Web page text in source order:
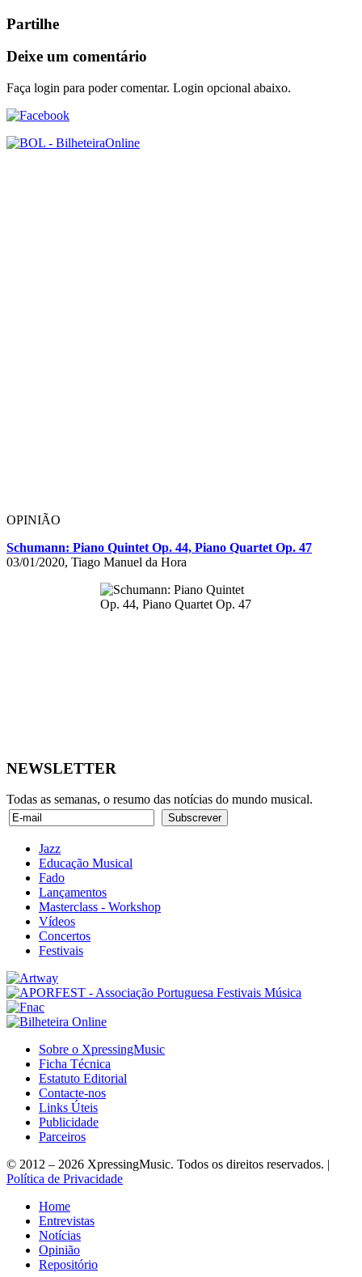
Partilhe
Deixe um comentário
Faça login para poder comentar. Login opcional abaixo.
OPINIÃO
Schumann: Piano Quintet Op. 44, Piano Quartet Op. 47
03/01/2020, Tiago Manuel da Hora
NEWSLETTER
Todas as semanas, o resumo das notícias do mundo musical.
Jazz
Educação Musical
Fado
Lançamentos
Masterclass - Workshop
Vídeos
Concertos
Festivais
Sobre o XpressingMusic
Ficha Técnica
Estatuto Editorial
Contacte-nos
Links Úteis
Publicidade
Parceiros
© 2012 – 2026 XpressingMusic. Todos os direitos reservados. |
Política de Privacidade
Home
Entrevistas
Notícias
Opinião
Repositório